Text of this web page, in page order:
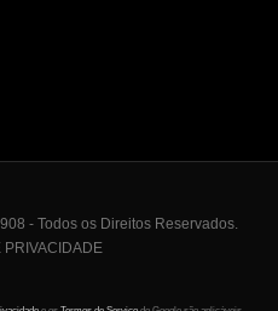
- Todos os Direitos Reservados.
PRIVACIDADE